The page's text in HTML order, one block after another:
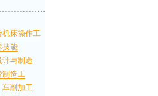
机床操作工
技能
计与制造
制造工
车削加工